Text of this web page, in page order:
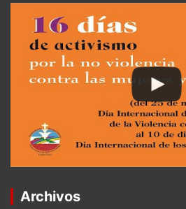
Archivos